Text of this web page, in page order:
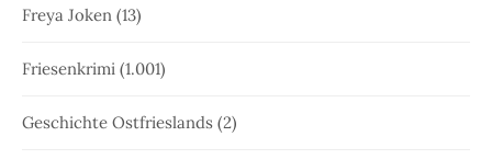
Freya Joken (13)
Friesenkrimi (1.001)
Geschichte Ostfrieslands (2)